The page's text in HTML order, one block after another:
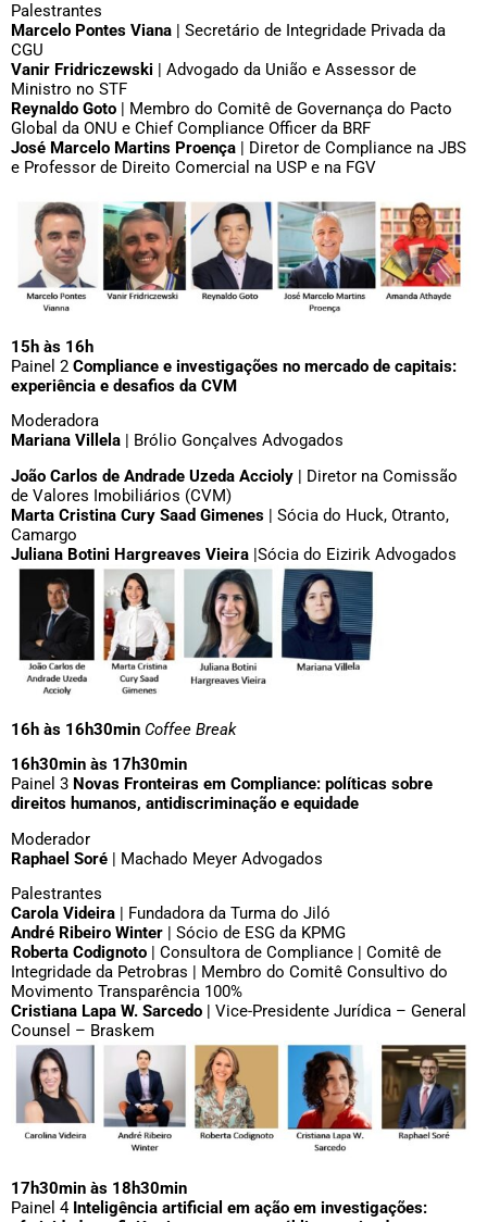
Palestrantes
Marcelo Pontes Viana | Secretário de Integridade Privada da
CGU
Vanir Fridriczewski | Advogado da União e Assessor de
Ministro no STF
Reynaldo Goto | Membro do Comitê de Governança do Pacto
Global da ONU e Chief Compliance Officer da BRF
José Marcelo Martins Proença | Diretor de Compliance na JBS
e Professor de Direito Comercial na USP e na FGV
15h às 16h
Painel 2 Compliance e investigações no mercado de capitais:
experiência e desafios da CVM
Moderadora
Mariana Villela | Brólio Gonçalves Advogados
João Carlos de Andrade Uzeda Accioly | Diretor na Comissão
de Valores Imobiliários (CVM)
Marta Cristina Cury Saad Gimenes | Sócia do Huck, Otranto,
Camargo
Juliana Botini Hargreaves Vieira |Sócia do Eizirik Advogados
16h às 16h30min Coffee Break
16h30min às 17h30min
Painel 3 Novas Fronteiras em Compliance: políticas sobre
direitos humanos, antidiscriminação e equidade
Moderador
Raphael Soré | Machado Meyer Advogados
Palestrantes
Carola Videira | Fundadora da Turma do Jiló
André Ribeiro Winter | Sócio de ESG da KPMG
Roberta Codignoto | Consultora de Compliance | Comitê de
Integridade da Petrobras | Membro do Comitê Consultivo do
Movimento Transparência 100%
Cristiana Lapa W. Sarcedo | Vice-Presidente Jurídica – General
Counsel – Braskem
17h30min às 18h30min
Painel 4 Inteligência artificial em ação em investigações: